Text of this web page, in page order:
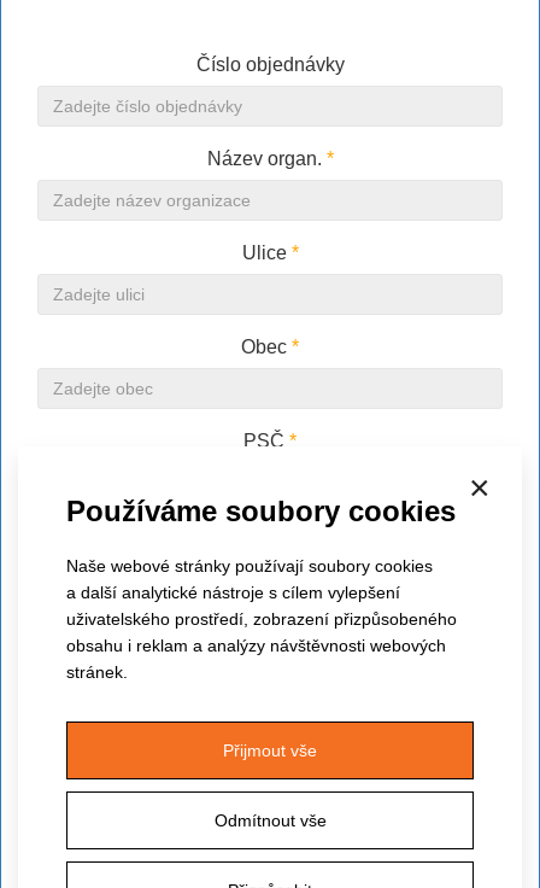
×
Používáme soubory cookies
Naše webové stránky používají soubory cookies
a další analytické nástroje s cílem vylepšení
uživatelského prostředí, zobrazení přizpůsobeného
obsahu i reklam a analýzy návštěvnosti webových
stránek.
Přijmout vše
Odmítnout vše
Číslo objednávky
Název organ. *
Ulice *
Obec *
PSČ *
IČ*